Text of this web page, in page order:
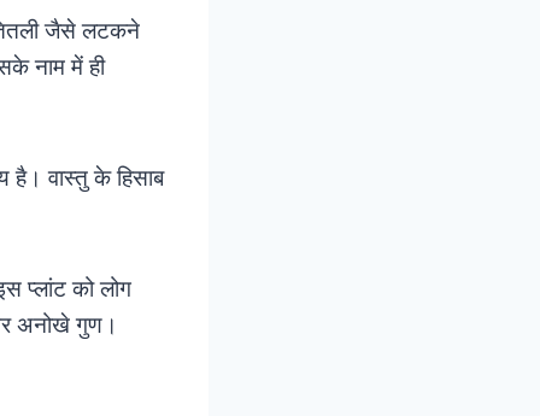
जैसे लटकने
नाम में ही
है। वास्तु के हिसाब
प्लांट को लोग
अनोखे गुण।